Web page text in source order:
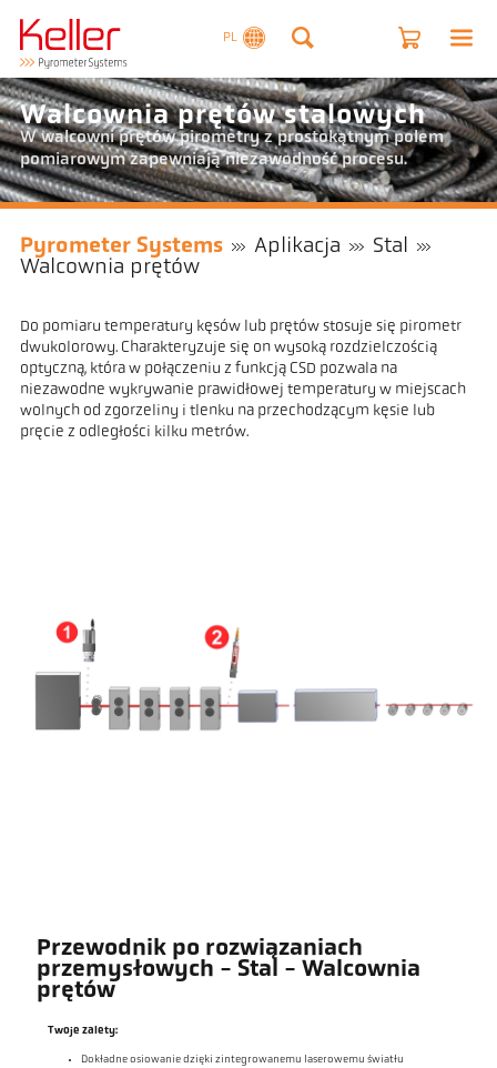
PL
Walcownia prętów stalowych
W walcowni prętów pirometry z prostokątnym polem
pomiarowym zapewniają niezawodność procesu.
Pyrometer Systems Aplikacja
Stal
Walcownia prętów
Do pomiaru temperatury kęsów lub prętów stosuje się pirometr
dwukolorowy. Charakteryzuje się on wysoką rozdzielczością
optyczną, która w połączeniu z funkcją CSD pozwala na
niezawodne wykrywanie prawidłowej temperatury w miejscach
wolnych od zgorzeliny i tlenku na przechodzącym kęsie lub
pręcie z odległości kilku metrów.
Przewodnik po rozwiązaniach
przemysłowych - Stal - Walcownia
prętów
Twoje zalety:
Dokładne osiowanie dzięki zintegrowanemu laserowemu światłu